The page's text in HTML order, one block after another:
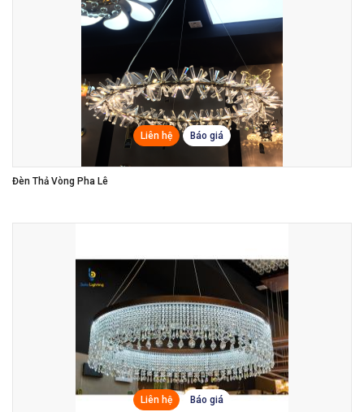
Liên hệ
Liên hệ